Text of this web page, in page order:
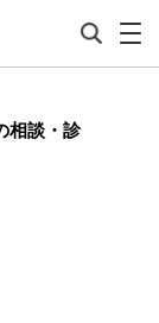
相談・診